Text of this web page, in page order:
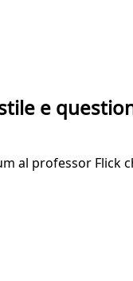
e
professor Flick